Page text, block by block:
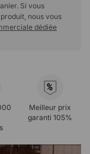
Si vous
nous vous
dédiée
%
Meilleur prix
garanti 105%